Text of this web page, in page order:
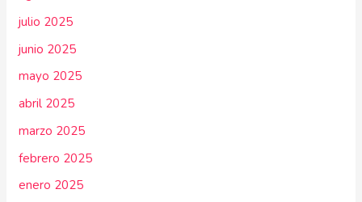
julio 2025
junio 2025
mayo 2025
abril 2025
marzo 2025
febrero 2025
enero 2025